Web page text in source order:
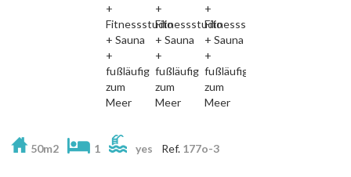
50m2 1 yes Ref. 177o-3